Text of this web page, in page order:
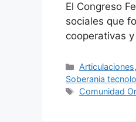
El Congreso
sociales que
cooperativas
Articulaciones,
Soberania
Comunidad